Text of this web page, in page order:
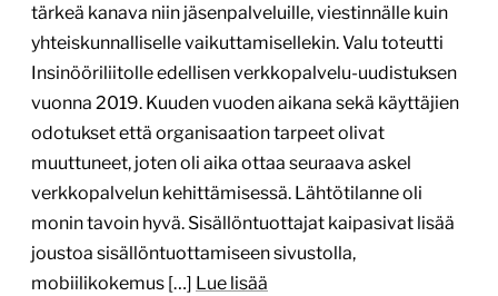
tärkeä kanava niin jäsenpalveluille, viestinnälle kuin
yhteiskunnalliselle vaikuttamisellekin. Valu toteutti
Insinööriliitolle edellisen verkkopalvelu-uudistuksen
vuonna 2019. Kuuden vuoden aikana sekä käyttäjien
odotukset että organisaation tarpeet olivat
muuttuneet, joten oli aika ottaa seuraava askel
verkkopalvelun kehittämisessä. Lähtötilanne oli
monin tavoin hyvä. Sisällöntuottajat kaipasivat lisää
joustoa sisällöntuottamiseen sivustolla,
mobiilikokemus […] Lue lisää